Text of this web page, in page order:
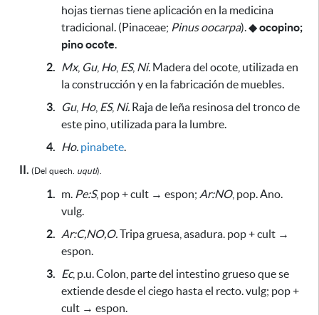
hojas tiernas tiene aplicación en la medicina
tradicional. (Pinaceae; Pinus oocarpa).◆ocopino;
pino ocote.
2. Mx, Gu, Ho, ES, Ni. Madera del ocote, utilizada en
la construcción y en la fabricación de muebles.
3.
Gu, Ho, ES, Ni. Raja de leña resinosa del tronco de
este pino, utilizada para la lumbre.
4. Ho. pinabete.
II. (Del quech. uquti).
1. m. Pe:S, pop + cult → espon; Ar:NO, pop. Ano.
vulg.
2. Ar:C,NO,O.Tripa gruesa, asadura. pop + cult →
espon.
3. Ec, p.u. Colon, parte del intestino grueso que se
extiende desde el ciego hasta el recto. vulg; pop +
cult → espon.